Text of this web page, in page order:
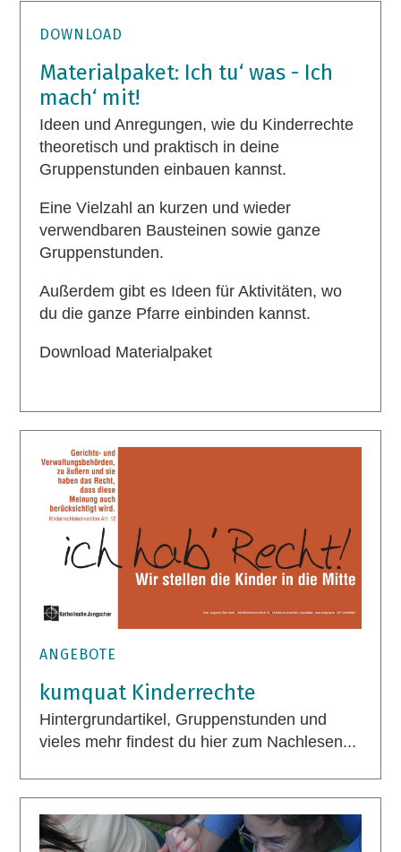
DOWNLOAD
Materialpaket: Ich tu‘ was - Ich
mach‘ mit!
Ideen und Anregungen, wie du Kinderrechte
theoretisch und praktisch in deine
Gruppenstunden einbauen kannst.
Eine Vielzahl an kurzen und wieder
verwendbaren Bausteinen sowie ganze
Gruppenstunden.
Außerdem gibt es Ideen für Aktivitäten, wo
du die ganze Pfarre einbinden kannst.
Download Materialpaket
ANGEBOTE
kumquat Kinderrechte
Hintergrundartikel, Gruppenstunden und
vieles mehr findest du hier zum Nachlesen...